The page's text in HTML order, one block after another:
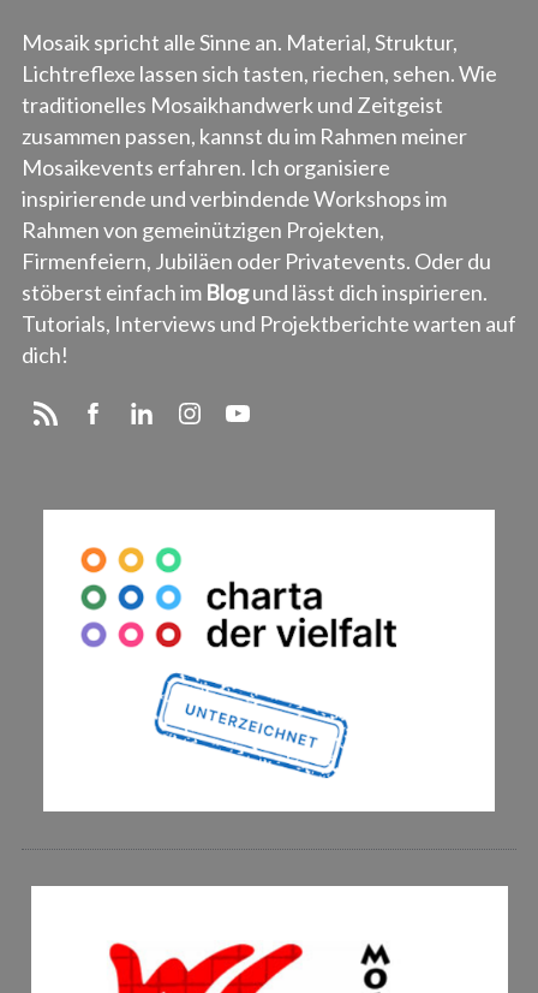
Mosaik spricht alle Sinne an. Material, Struktur,
Lichtreflexe lassen sich tasten, riechen, sehen. Wie
traditionelles Mosaikhandwerk und Zeitgeist
zusammen passen, kannst du im Rahmen meiner
Mosaikevents erfahren. Ich organisiere
inspirierende und verbindende Workshops im
Rahmen von gemeinützigen Projekten,
Firmenfeiern, Jubiläen oder Privatevents. Oder du
stöberst einfach im Blogund lässt dich inspirieren.
Tutorials, Interviews und Projektberichte warten auf
dich!